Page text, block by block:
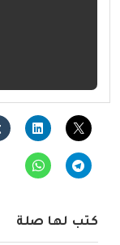
كتب لها صلة